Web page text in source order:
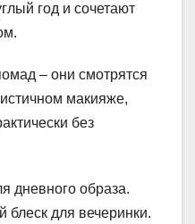
год и сочетают
– они смотрятся
макияже,
без
дневного образа.
для вечеринки.